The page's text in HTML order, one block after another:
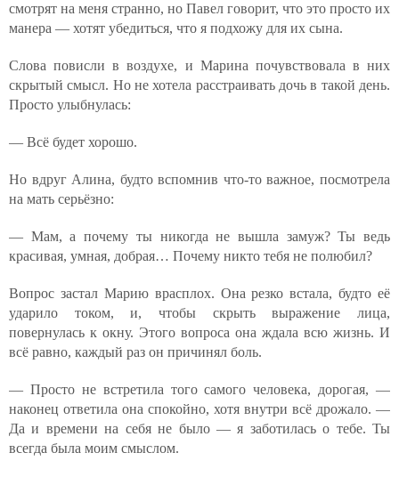
смотрят на меня странно, но Павел говорит, что это просто их
манера — хотят убедиться, что я подхожу для их сына.
Слова повисли в воздухе, и Марина почувствовала в них
скрытый смысл. Но не хотела расстраивать дочь в такой день.
Просто улыбнулась:
— Всё будет хорошо.
Но вдруг Алина, будто вспомнив что-то важное, посмотрела
на мать серьёзно:
— Мам, а почему ты никогда не вышла замуж? Ты ведь
красивая, умная, добрая… Почему никто тебя не полюбил?
Вопрос застал Марию врасплох. Она резко встала, будто её
ударило током, и, чтобы скрыть выражение лица,
повернулась к окну. Этого вопроса она ждала всю жизнь. И
всё равно, каждый раз он причинял боль.
— Просто не встретила того самого человека, дорогая, —
наконец ответила она спокойно, хотя внутри всё дрожало. —
Да и времени на себя не было — я заботилась о тебе. Ты
всегда была моим смыслом.